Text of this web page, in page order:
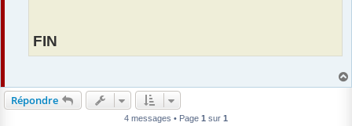
FIN
Répondre
4 messages • Page 1 sur 1